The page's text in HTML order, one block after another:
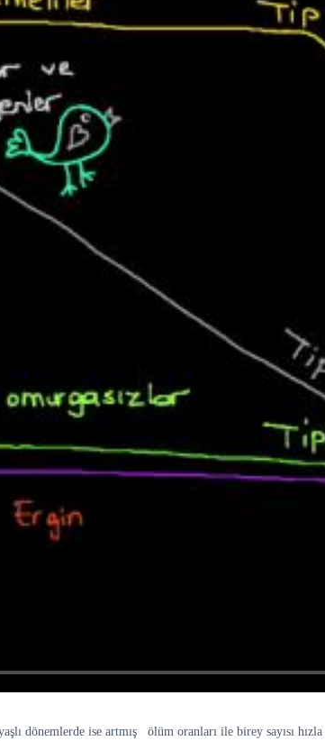
dönemlerde ise artmış ölüm oranları ile birey sayısı